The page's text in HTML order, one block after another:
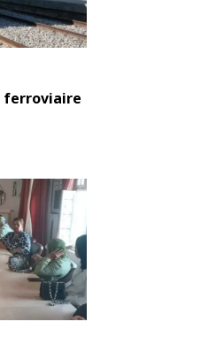
ferroviaire